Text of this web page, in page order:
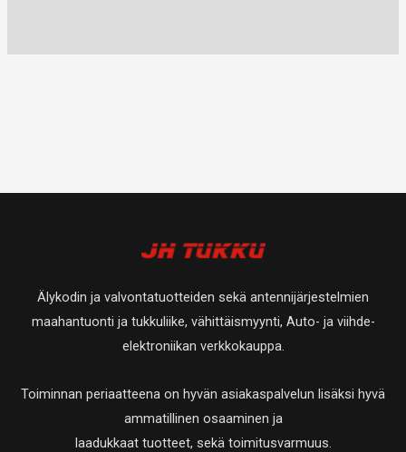
Älykodin ja valvontatuotteiden sekä antennijärjestelmien
maahantuonti ja tukkuliike, vähittäismyynti, Auto- ja viihde-
elektroniikan verkkokauppa.
Toiminnan periaatteena on hyvän asiakaspalvelun lisäksi hyvä
ammatillinen osaaminen ja
laadukkaat tuotteet, sekä toimitusvarmuus.